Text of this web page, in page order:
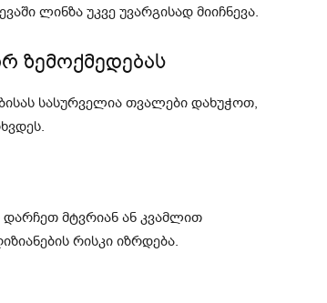
ლინზა უკვე უვარგისად მიიჩნევა.
ზემოქმედებას
სასურველია თვალები დახუჭოთ,
მტვრიან ან კვამლით
რისკი იზრდება.